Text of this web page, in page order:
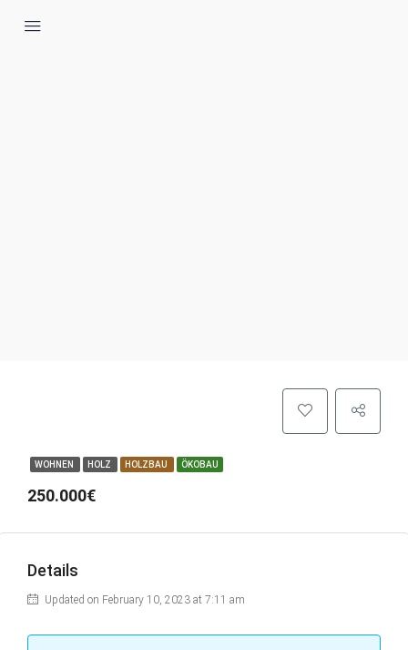
WOHNEN HOLZ HOLZBAU ÖKOBAU
250.000€
Details
Updated on February 10, 2023 at 7:11 am